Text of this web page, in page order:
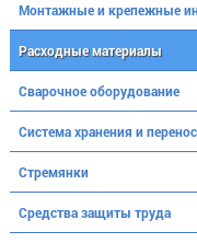
Монтажные и крепежные
Расходные материалы
Сварочное оборудование
Система хранения и
Стремянки
Средства защиты труда